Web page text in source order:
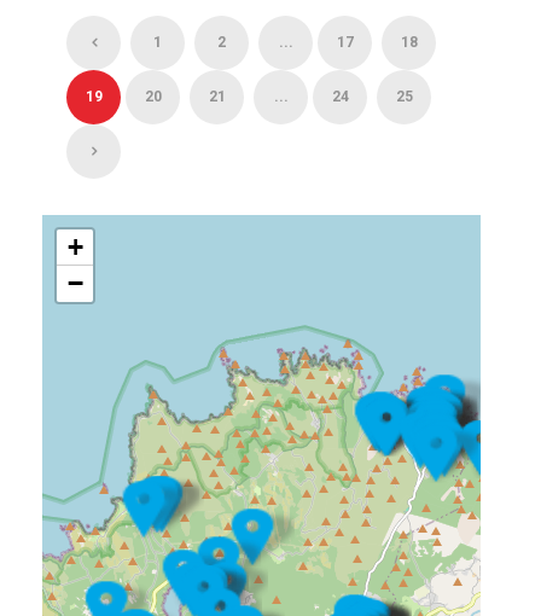
1 2 ... 17 18
19 20 21 ... 24 25
+
−